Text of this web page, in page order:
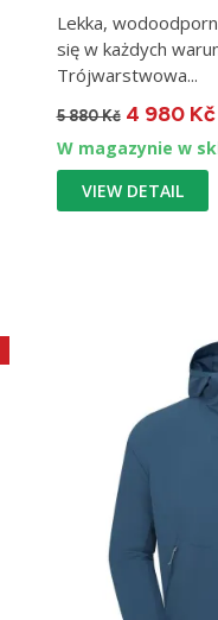
Lekka,
się w każdych
Trójwarstwowa...
5 880 Kč 4 980 Kč
W magazynie w
VIEW DETAIL